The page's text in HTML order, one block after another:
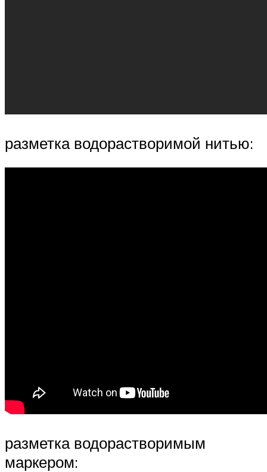
разметка водорастворимой нитью:
разметка водорастворимым
маркером: